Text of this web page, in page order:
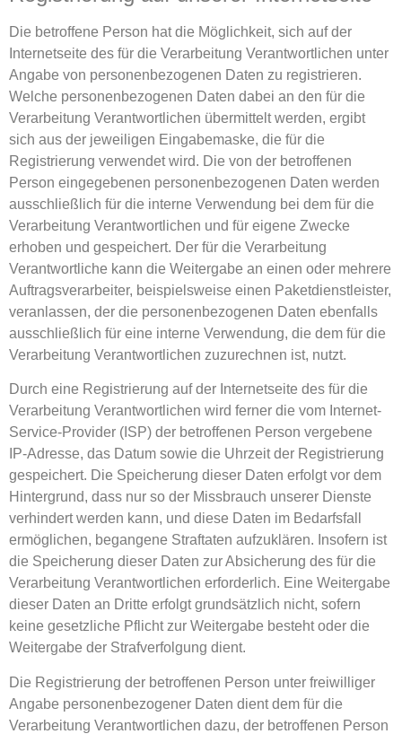
Die betroffene Person hat die Möglichkeit, sich auf der
Internetseite des für die Verarbeitung Verantwortlichen unter
Angabe von personenbezogenen Daten zu registrieren.
Welche personenbezogenen Daten dabei an den für die
Verarbeitung Verantwortlichen übermittelt werden, ergibt
sich aus der jeweiligen Eingabemaske, die für die
Registrierung verwendet wird. Die von der betroffenen
Person eingegebenen personenbezogenen Daten werden
ausschließlich für die interne Verwendung bei dem für die
Verarbeitung Verantwortlichen und für eigene Zwecke
erhoben und gespeichert. Der für die Verarbeitung
Verantwortliche kann die Weitergabe an einen oder mehrere
Auftragsverarbeiter, beispielsweise einen Paketdienstleister,
veranlassen, der die personenbezogenen Daten ebenfalls
ausschließlich für eine interne Verwendung, die dem für die
Verarbeitung Verantwortlichen zuzurechnen ist, nutzt.
Durch eine Registrierung auf der Internetseite des für die
Verarbeitung Verantwortlichen wird ferner die vom Internet-
Service-Provider (ISP) der betroffenen Person vergebene
IP-Adresse, das Datum sowie die Uhrzeit der Registrierung
gespeichert. Die Speicherung dieser Daten erfolgt vor dem
Hintergrund, dass nur so der Missbrauch unserer Dienste
verhindert werden kann, und diese Daten im Bedarfsfall
ermöglichen, begangene Straftaten aufzuklären. Insofern ist
die Speicherung dieser Daten zur Absicherung des für die
Verarbeitung Verantwortlichen erforderlich. Eine Weitergabe
dieser Daten an Dritte erfolgt grundsätzlich nicht, sofern
keine gesetzliche Pflicht zur Weitergabe besteht oder die
Weitergabe der Strafverfolgung dient.
Die Registrierung der betroffenen Person unter freiwilliger
Angabe personenbezogener Daten dient dem für die
Verarbeitung Verantwortlichen dazu, der betroffenen Person